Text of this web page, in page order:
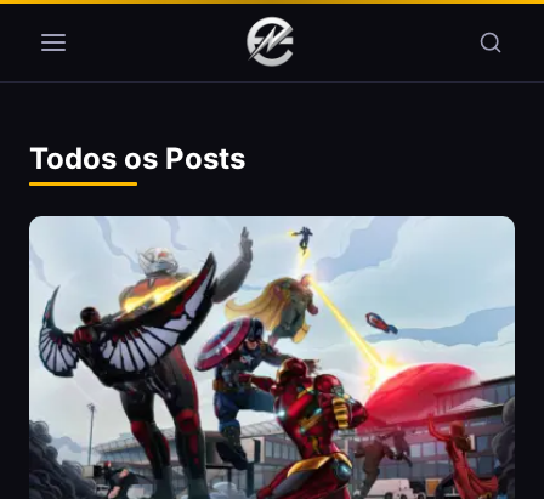
Todos os Posts